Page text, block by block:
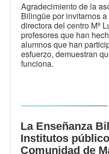
Agradecimiento de la
Bilingüe por invitarnos
directora del centro Mª
profesores que han
alumnos que han
esfuerzo, demuestran
funciona.
La Enseñanza
Institutos
Comunidad de